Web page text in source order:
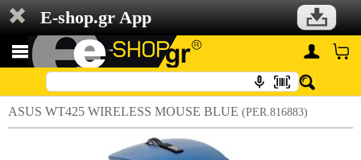
E-shop.gr App
ASUS WT425 WIRELESS MOUSE BLUE (PER.816883)